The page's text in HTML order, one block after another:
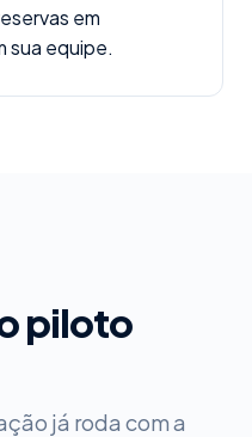
em
sua equipe.
piloto
já roda com a